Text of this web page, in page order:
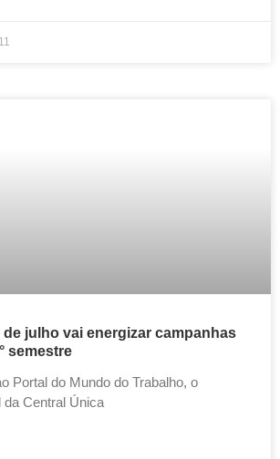
de julho vai energizar campanhas
semestre
Portal do Mundo do Trabalho, o
Central Única